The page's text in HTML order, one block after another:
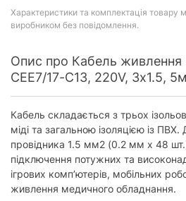
Характеристики та комплектація товару
виробником без повідомлення.
Опис про Кабель живлення
CEE7/17-C13, 220V, 3x1.5,
Кабель складається з трьох
міді та загальною ізоляцією із
провідника 1.5 мм2 (0.2 мм x 48
підключення потужних та
ігрових комп’ютерів, мобільних
живлення медичного обладнання.